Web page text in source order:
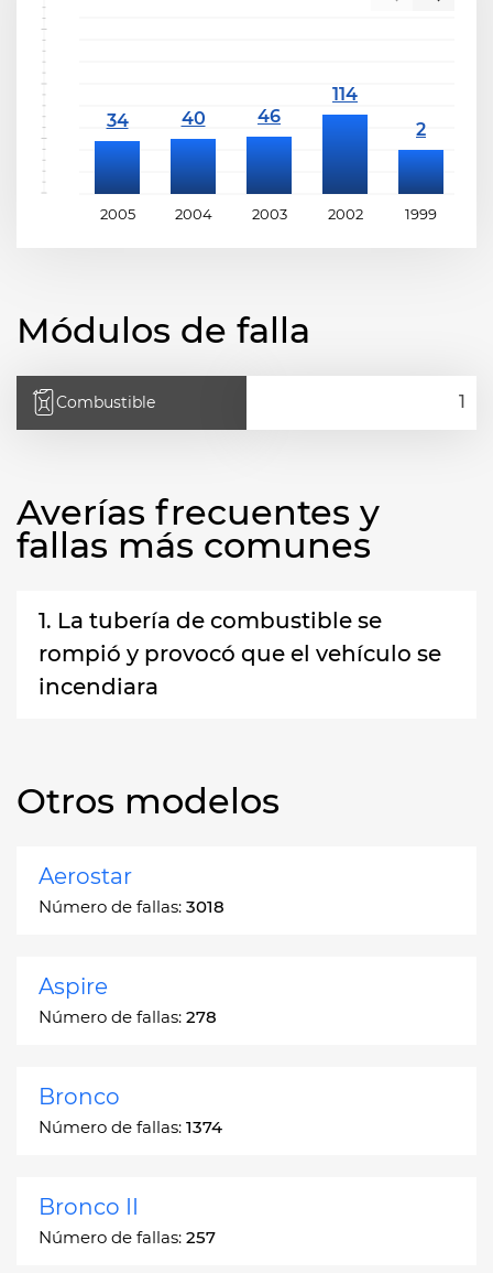
2005 2004 2003 2002 1999
Módulos de falla
Combustible
Averías frecuentes y
fallas más comunes
1. La tubería de combustible se
rompió y provocó que el vehículo se
incendiara
Otros modelos
Aerostar
Número de fallas: 3018
Aspire
Número de fallas: 278
Bronco
Número de fallas: 1374
Bronco II
Número de fallas: 257